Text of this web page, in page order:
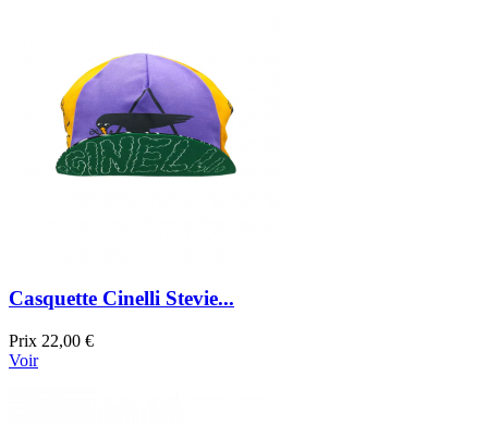
Casquette Cinelli Stevie...
Prix 22,00 €
Voir